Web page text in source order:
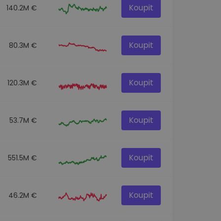
140.2M € Koupit
80.3M € Koupit
120.3M € Koupit
53.7M € Koupit
551.5M € Koupit
46.2M € Koupit